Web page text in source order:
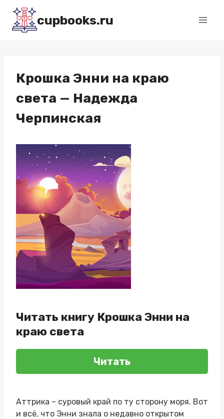
Перейти
содержимому
cupbooks.ru
Крошка Энни на краю
света — Надежда
Черпинская
Читать книгу Крошка Энни на
краю света
Читать
Аттрика – суровый край по ту сторону моря. Вот
и всё, что Энни знала о недавно открытом